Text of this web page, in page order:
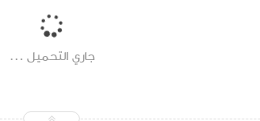
جاري التحميل ...